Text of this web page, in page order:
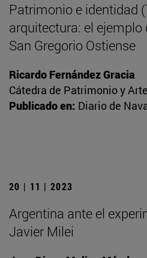
Patrimonio e identidad
arquitectura: el ejemplo
San Gregorio Ostiense
Ricardo Fernández Gracia
Cátedra de Patrimonio y
Publicado en: Diario de
20 | 11 | 2023
Argentina ante el
Javier Milei